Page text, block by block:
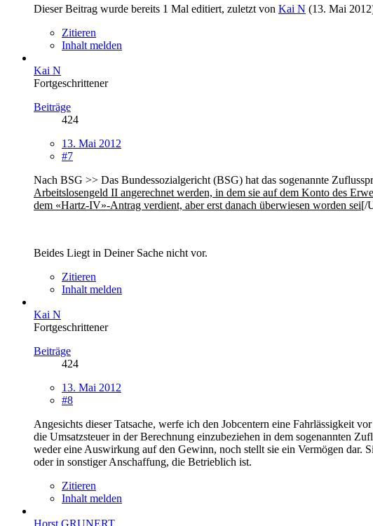
Dieser Beitrag wurde bereits 1 Mal editiert, zuletzt von Kai N (13. Mai 2012
Zitieren
Inhalt melden
Kai N
Fortgeschrittener
Beiträge
424
13. Mai 2012
#7
Nach BSG >> Das Bundessozialgericht (BSG) hat das sogenannte
Arbeitslosengeld II angerechnet werden, in dem sie auf dem Konto des
dem «Hartz-IV»-Antrag verdient, aber erst danach überwiesen worden sei[/
Beides Liegt in Deiner Sache nicht vor.
Zitieren
Inhalt melden
Kai N
Fortgeschrittener
Beiträge
424
13. Mai 2012
#8
Angesichts dieser Tatsache, werfe ich den Jobcentern eine Fahrlässigkeit
die Umsatzsteuer in der Berechnung einzubeziehen in dem sogenannten
weder eine Auswirkung auf den Gewinn, noch stellt sie ein Vermögen dar.
oder in sonstiger Anschaffung, die Betrieblich ist.
Zitieren
Inhalt melden
Horst GRUNERT